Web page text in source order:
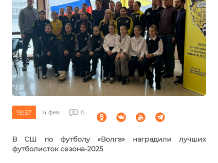
19:57 14 фев 0
В СШ по футболу «Волга» наградили лучших
футболисток сезона-2025